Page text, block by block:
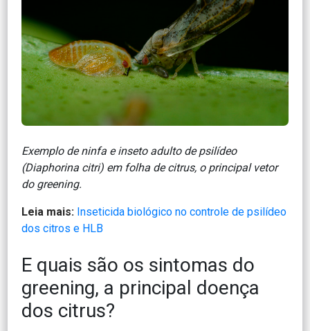
Exemplo de ninfa e inseto adulto de psilídeo
(Diaphorina citri) em folha de citrus, o principal vetor
do greening.
Leia mais: Inseticida biológico no controle de psilídeo
dos citros e HLB
E quais são os sintomas do
greening, a principal doença
dos citrus?